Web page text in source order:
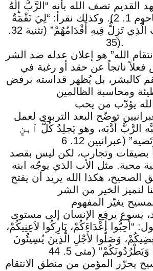
تصف الله بأنه “الرَّبُّ إِلٰهٌ
غَيورٌ ومُنتَقِم” (ناحوم 1. 2). وكذلك نقرأ: “لِيَ نَقْمَةٌ
وَجَزَاءٌ فِي الْوَقْتِ الَّذِي تَزِلُّ فِيهِ أَقْدَامُهُمْ” (تثنية 32.
35).
الله” هو إعلان عدله ضد الشر
فعلاً ناتجاً عن حقد أو رغبة في
كالبشر، بل يُظهر قداسته برفض
يؤدّب من يحب
توضّح البعد التربوي لعمل
الرَّبُّ أَدَّبَه، وهو يَجلِدُ كُلَّ ٱبنٍ
بضيقات وتجارب، لكن ليس بقصد
محبة. مثل الأب الذي يوجّه ابنه
الصحيح، هكذا الله يريد أن يفتح
يغيّر المفهوم
يسوع يرفع الإنسان إلى مستوى
“أَحِبُّوا أَعْدَاءَكُمْ، بَارِكُوا لاَعِنِيكُمْ،
وَصَلُّوا لأَجْلِ الَّذِينَ يُسِيئُونَ
يحرّر المؤمن من منطق الانتقام